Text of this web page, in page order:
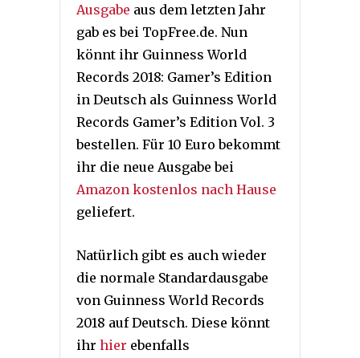
Ausgabe aus dem letzten Jahr
gab es bei TopFree.de. Nun
könnt ihr Guinness World
Records 2018: Gamer’s Edition
in Deutsch als Guinness World
Records Gamer’s Edition Vol. 3
bestellen. Für 10 Euro bekommt
ihr die neue Ausgabe bei
Amazon kostenlos nach Hause
geliefert.
Natürlich gibt es auch wieder
die normale Standardausgabe
von Guinness World Records
2018 auf Deutsch. Diese könnt
ihr hier ebenfalls